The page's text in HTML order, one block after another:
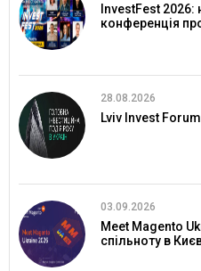
InvestFest
конференція
28.08.2026
Lviv Invest Forum
03.09.2026
Meet Magento
спільноту в